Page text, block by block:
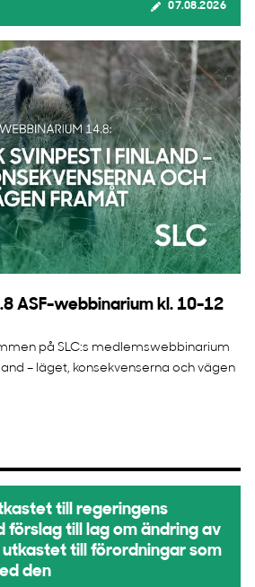
07.08.2026
ASF-webbinarium kl. 10-12
på SLC:s medlemswebbinarium
– läget, konsekvenserna och vägen
till regeringens
förslag till lag om ändring av
utkastet till förordningar som
den